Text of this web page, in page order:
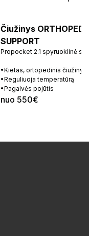
Čiužinys
SUPPORT
Propocket 2.1 spyruoklinė
•Kietas, ortopedinis čiužinys
•Reguliuoja temperatūrą
•Pagalvės pojūtis
nuo 550€